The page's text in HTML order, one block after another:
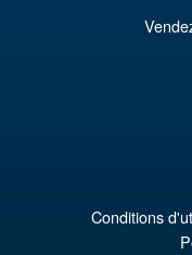
Conditions